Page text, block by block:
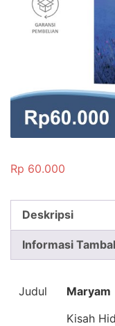
Rp 60.000
Deskripsi
Informasi
Judul
Maryam
Kisah